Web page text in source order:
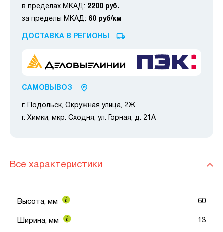
в пределах МКАД: 2200 руб.
за пределы МКАД: 60 руб/км
ДОСТАВКА В РЕГИОНЫ
САМОВЫВОЗ
г. Подольск, Окружная улица, 2Ж
г. Химки, мкр. Сходня, ул. Горная, д. 21А
Все характеристики
Высота, мм 60
Ширина, мм 13